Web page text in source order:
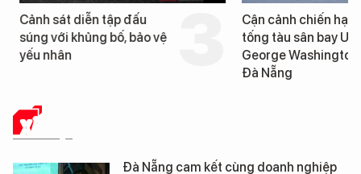
Cảnh sát diễn tập đấu
súng với khủng bố, bảo vệ
yếu nhân
Cận cảnh chiến hạm
tống tàu sân bay USS
George Washington
Đà Nẵng
XÃ HỘI
Đà Nẵng cam kết cùng doanh nghiệp